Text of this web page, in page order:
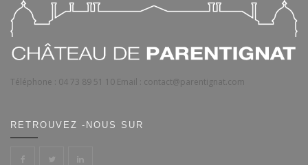
Téléphone : 04 73 89 51 10 Email : contact@parentignat.com
RETROUVEZ -NOUS SUR